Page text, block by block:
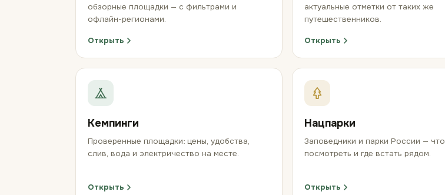
обзорные площадки — с фильтрами и
офлайн-регионами.
Открыть
актуальные отметки от таких же
путешественников.
Открыть
Кемпинги
Проверенные площадки: цены, удобства,
слив, вода и электричество на месте.
Открыть
Нацпарки
Заповедники и парки России — что
посмотреть и где встать рядом.
Открыть